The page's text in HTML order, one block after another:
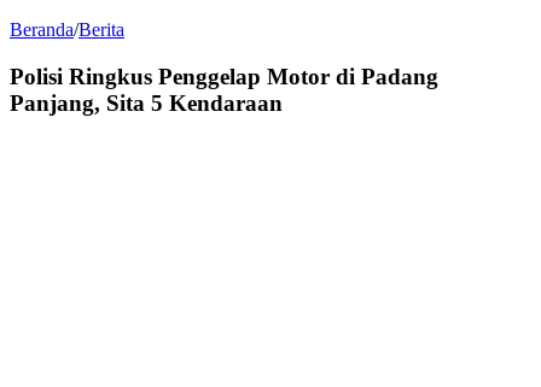
Beranda/Berita
Polisi Ringkus Penggelap Motor di Padang
Panjang, Sita 5 Kendaraan